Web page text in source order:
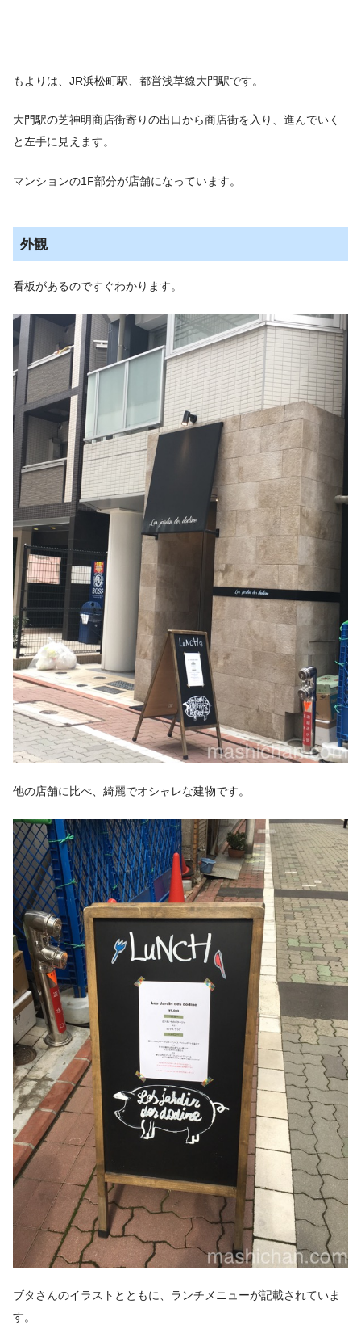
もよりは、JR浜松町駅、都営浅草線大門駅です。
大門駅の芝神明商店街寄りの出口から商店街を入り、進んでいく
と左手に見えます。
マンションの1F部分が店舗になっています。
外観
看板があるのですぐわかります。
他の店舗に比べ、綺麗でオシャレな建物です。
ブタさんのイラストとともに、ランチメニューが記載されていま
す。